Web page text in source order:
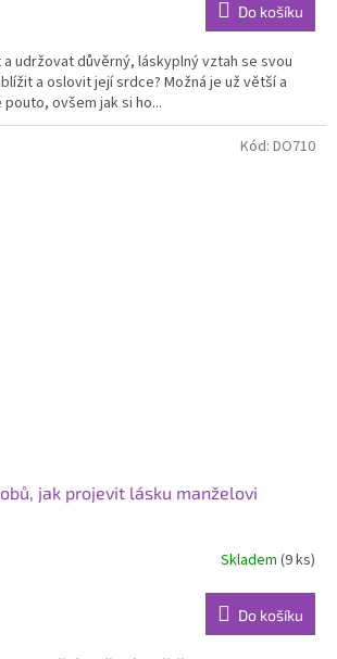
Do košíku
udržovat důvěrný, láskyplný vztah se svou
a oslovit její srdce? Možná je už větší a
ovšem jak si ho...
jak projevit lásku manželovi
Skladem (9 ks)
Do košíku
Kód: DO710